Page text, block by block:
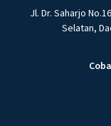
Jl. Dr. Saharjo
Selatan,